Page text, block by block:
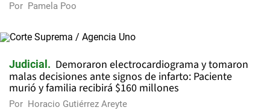
Por Pamela Poo
Judicial
Demoraron electrocardiograma y tomaron
malas decisiones ante signos de infarto: Paciente
murió y familia recibirá $160 millones
Por Horacio Gutiérrez Areyte